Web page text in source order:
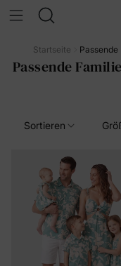
Startseite Passende
Passende
Sortieren